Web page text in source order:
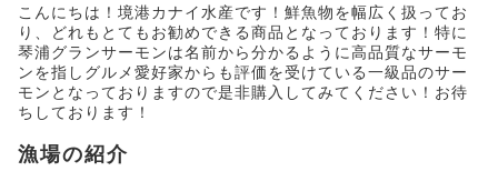
こんにちは！境港カナイ水産です！鮮魚物を幅広く扱ってお
り、どれもとてもお勧めできる商品となっております！特に
琴浦グランサーモンは名前から分かるように高品質なサーモ
ンを指しグルメ愛好家からも評価を受けている一級品のサー
モンとなっておりますので是非購入してみてください！お待
ちしております！
漁場の紹介